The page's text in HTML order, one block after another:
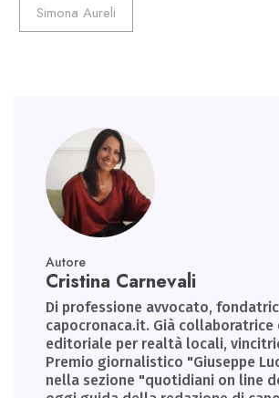
Simona Aureli
Autore
Cristina Carnevali
Di professione avvocato,
capocronaca.it. Già
editoriale per realtà locali,
Premio giornalistico "Giuseppe
nella sezione "quotidiani on line